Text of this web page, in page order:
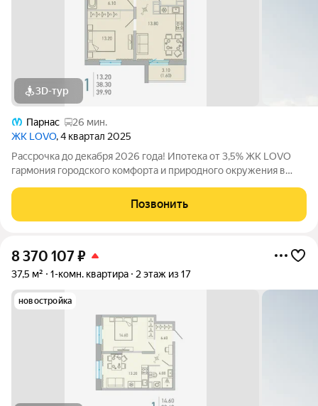
3D-тур
Парнас
26 мин.
ЖК LOVO, 4 квартал 2025
Рассрочка до декабря 2026 года! Ипотека от 3,5% ЖК LOVO
гармония городского комфорта и природного окружения в
Позвонить
8 370 107₽
37,5 м² 1-комн. квартира 2 этаж из 17
новостройка